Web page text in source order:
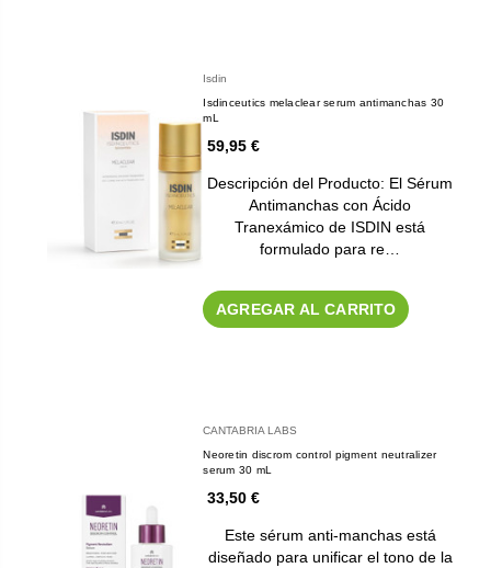
Isdin
Isdinceutics melaclear serum antimanchas 30
mL
59,95 €
Descripción del Producto: El Sérum
Antimanchas con Ácido
Tranexámico de ISDIN está
formulado para re…
AGREGAR AL CARRITO
CANTABRIA LABS
Neoretin discrom control pigment neutralizer
serum 30 mL
33,50 €
Este sérum anti-manchas está
diseñado para unificar el tono de la